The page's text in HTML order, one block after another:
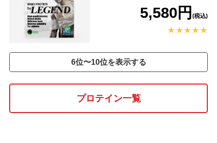
5,580円 (税込)
6位〜10位を表示する
プロテイン一覧